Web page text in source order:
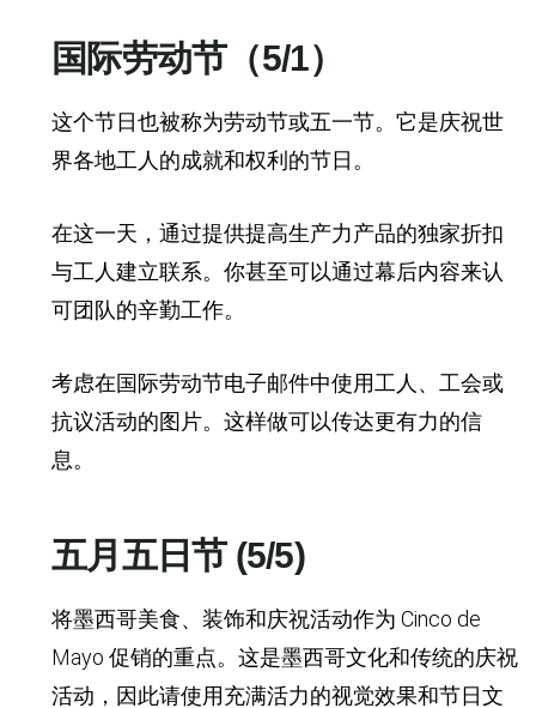
国际劳动节（5/1）
这个节日也被称为劳动节或五一节。它是庆祝世
界各地工人的成就和权利的节日。
在这一天，通过提供提高生产力产品的独家折扣
与工人建立联系。你甚至可以通过幕后内容来认
可团队的辛勤工作。
考虑在国际劳动节电子邮件中使用工人、工会或
抗议活动的图片。这样做可以传达更有力的信
息。
五月五日节 (5/5)
将墨西哥美食、装饰和庆祝活动作为 Cinco de
Mayo 促销的重点。这是墨西哥文化和传统的庆祝
活动，因此请使用充满活力的视觉效果和节日文